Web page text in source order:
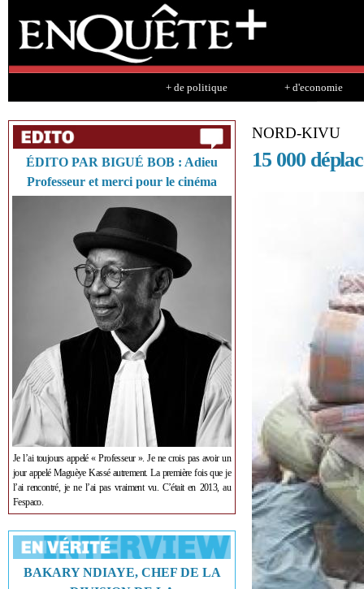
+ de politique + d'economie
ÉDITO PAR BIGUÉ BOB : Adieu
Professeur et merci pour le cinéma
Je l’ai toujours appelé « Professeur ». Je ne crois pas avoir un
jour appelé Maguèye Kassé autrement. La première fois que je
l’ai rencontré, je ne l’ai pas vraiment vu. C’était en 2013, au
Fespaco.
BAKARY NDIAYE, CHEF DE LA
NORD-KIVU
15 000